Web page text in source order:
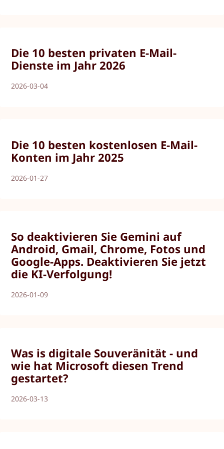
Die 10 besten privaten E-Mail-
Dienste im Jahr 2026
2026-03-04
Die 10 besten kostenlosen E-Mail-
Konten im Jahr 2025
2026-01-27
So deaktivieren Sie Gemini auf
Android, Gmail, Chrome, Fotos und
Google-Apps. Deaktivieren Sie jetzt
die KI-Verfolgung!
2026-01-09
Was is digitale Souveränität - und
wie hat Microsoft diesen Trend
gestartet?
2026-03-13